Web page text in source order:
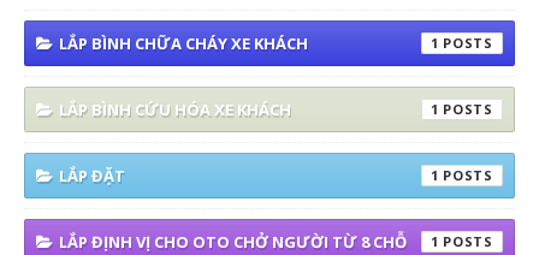
LẮP BÌNH CHỮA CHÁY XE KHÁCH 1
LẮP BÌNH CỨU HÓA XE KHÁCH 1
LẮP ĐẶT 1
LẮP ĐỊNH VỊ CHO OTO CHỞ NGƯỜI TỪ 8 CHỖ 1